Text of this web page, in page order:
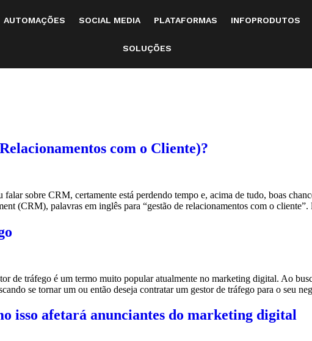
AUTOMAÇÕES SOCIAL MEDIA PLATAFORMAS INFOPRODUTOS
SOLUÇÕES
com o Cliente)?
sobre CRM, certamente está perdendo tempo e, acima de tudo, boas
(CRM), palavras em inglês para “gestão de relacionamentos com o
de tráfego é um termo muito popular atualmente no marketing digital. Ao
se tornar um ou então deseja contratar um gestor de tráfego para o seu
isso afetará anunciantes do marketing digital